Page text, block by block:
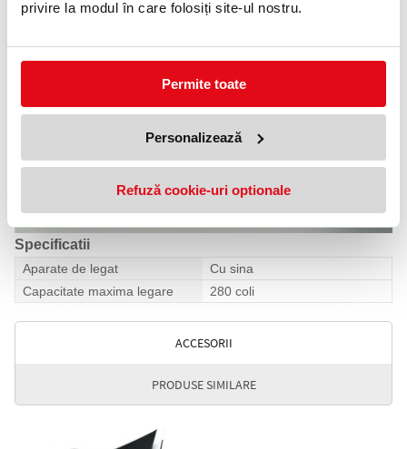
privire la modul în care folosiți site-ul nostru.
Permite toate
Personalizează
Refuză cookie-uri optionale
Specificatii
Aparate de legat
Cu sina
Capacitate maxima legare
280 coli
ACCESORII
PRODUSE SIMILARE